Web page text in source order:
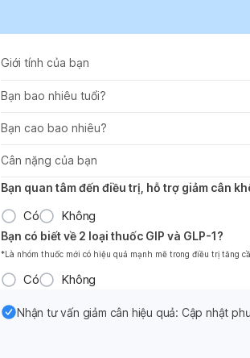
Giới tính của bạn
Bạn bao nhiêu tuổi?
Bạn cao bao nhiêu?
Cân nặng của bạn
Bạn quan tâm đến điều trị, hỗ trợ giảm cân
Có Không
Bạn có biết về 2 loại thuốc GIP và GLP-1?
*Là nhóm thuốc mới có hiệu quả mạnh mẽ trong điều trị tăng
Có Không
Nhận tư vấn giảm cân hiệu quả: Cập nhật